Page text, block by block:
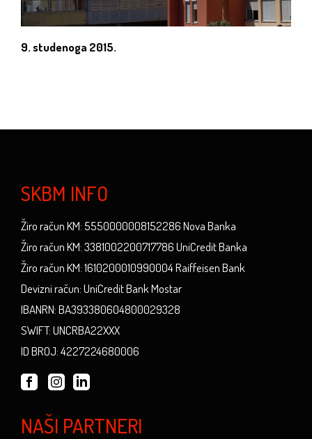
9. studenoga 2015.
SKBM INFO
Žiro račun KM: 5550000008152286 Nova Banka
Žiro račun KM: 3381002200717786 UniCredit Banka
Žiro račun KM: 1610200010990004 Raiffeisen Bank
Devizni račun: UniCredit Bank Mostar
IBANRN: BA393380604800029328
SWIFT: UNCRBA22XXX
ID BROJ: 4227224680006
NAŠI PARTNERI